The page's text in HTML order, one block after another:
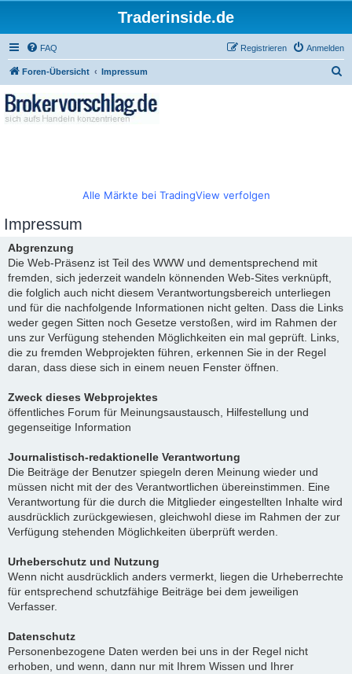
Traderinside.de
FAQ Anmelden
Registrieren
Foren-Übersicht Impressum
Alle Märkte bei TradingView verfolgen
Impressum
Abgrenzung
Die Web-Präsenz ist Teil des WWW und dementsprechend mit
fremden, sich jederzeit wandeln könnenden Web-Sites verknüpft,
die folglich auch nicht diesem Verantwortungsbereich unterliegen
und für die nachfolgende Informationen nicht gelten. Dass die Links
weder gegen Sitten noch Gesetze verstoßen, wird im Rahmen der
uns zur Verfügung stehenden Möglichkeiten ein mal geprüft. Links,
die zu fremden Webprojekten führen, erkennen Sie in der Regel
daran, dass diese sich in einem neuen Fenster öffnen.
Zweck dieses Webprojektes
öffentliches Forum für Meinungsaustausch, Hilfestellung und
gegenseitige Information
Journalistisch-redaktionelle Verantwortung
Die Beiträge der Benutzer spiegeln deren Meinung wieder und
müssen nicht mit der des Verantwortlichen übereinstimmen. Eine
Verantwortung für die durch die Mitglieder eingestellten Inhalte wird
ausdrücklich zurückgewiesen, gleichwohl diese im Rahmen der zur
Verfügung stehenden Möglichkeiten überprüft werden.
Urheberschutz und Nutzung
Wenn nicht ausdrücklich anders vermerkt, liegen die Urheberrechte
für entsprechend schutzfähige Beiträge bei dem jeweiligen
Verfasser.
Datenschutz
Personenbezogene Daten werden bei uns in der Regel nicht
erhoben, und wenn, dann nur mit Ihrem Wissen und Ihrer